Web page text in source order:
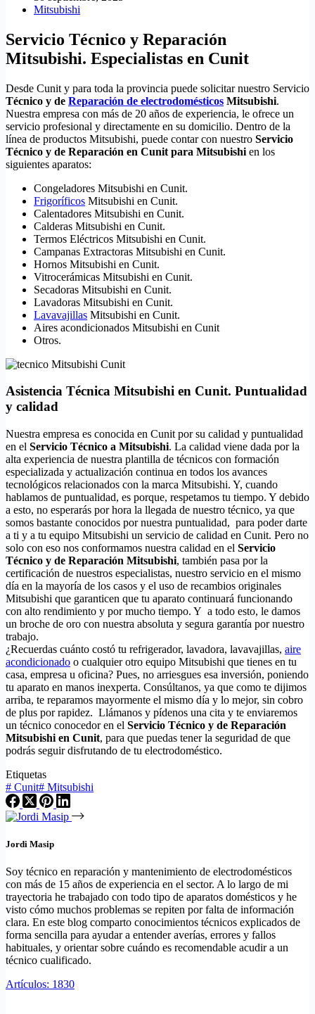
Mitsubishi
Servicio Técnico y Reparación
Mitsubishi. Especialistas en Cunit
Desde Cunit y para toda la provincia puede solicitar nuestro Servicio
Técnico y de Reparación de electrodomésticos Mitsubishi.
Nuestra empresa con más de 20 años de experiencia, le ofrece un
servicio profesional y directamente en su domicilio. Dentro de la
línea de productos Mitsubishi, puede contar con nuestro Servicio
Técnico y de Reparación en Cunit para Mitsubishi en los
siguientes aparatos:
Congeladores Mitsubishi en Cunit.
Frigoríficos Mitsubishi en Cunit.
Calentadores Mitsubishi en Cunit.
Calderas Mitsubishi en Cunit.
Termos Eléctricos Mitsubishi en Cunit.
Campanas Extractoras Mitsubishi en Cunit.
Hornos Mitsubishi en Cunit.
Vitrocerámicas Mitsubishi en Cunit.
Secadoras Mitsubishi en Cunit.
Lavadoras Mitsubishi en Cunit.
Lavavajillas Mitsubishi en Cunit.
Aires acondicionados Mitsubishi en Cunit
Otros.
Asistencia Técnica Mitsubishi en Cunit. Puntualidad
y calidad
Nuestra empresa es conocida en Cunit por su calidad y puntualidad
en el Servicio Técnico a Mitsubishi. La calidad viene dada por la
alta experiencia de nuestra plantilla de técnicos con formación
especializada y actualización continua en todos los avances
tecnológicos relacionados con la marca Mitsubishi. Y, cuando
hablamos de puntualidad, es porque, respetamos tu tiempo. Y debido
a esto, no esperarás por hora la llegada de nuestro técnico, ya que
somos bastante conocidos por nuestra puntualidad, para poder darte
a ti y a tu equipo Mitsubishi un servicio de calidad en Cunit. Pero no
solo con eso nos conformamos nuestra calidad en el Servicio
Técnico y de Reparación Mitsubishi, también pasa por la
certificación de nuestros especialistas, nuestro servicio en el mismo
día en la mayoría de los casos y el uso de recambios originales
Mitsubishi que garanticen que tu aparato continuará funcionando
con alto rendimiento y por mucho tiempo. Y a todo esto, le damos
un broche de oro con nuestra absoluta y segura garantía por nuestro
trabajo.
¿Recuerdas cuánto costó tu refrigerador, lavadora, lavavajillas, aire
acondicionado o cualquier otro equipo Mitsubishi que tienes en tu
casa, empresa u oficina? Pues, no arriesgues esa inversión, poniendo
tu aparato en manos inexperta. Consúltanos, ya que como te dijimos
arriba, te reparamos mayormente el mismo día y lo mejor, sin cobro
de plus por rapidez. Llámanos y pídenos una cita y te enviaremos
un técnico conocedor en el Servicio Técnico y de Reparación
Mitsubishi en Cunit, para que puedas tener la seguridad de que
podrás seguir disfrutando de tu electrodoméstico.
Etiquetas
# Cunit# Mitsubishi
Jordi Masip
Soy técnico en reparación y mantenimiento de electrodomésticos
con más de 15 años de experiencia en el sector. A lo largo de mi
trayectoria he trabajado con todo tipo de aparatos domésticos y he
visto cómo muchos problemas se repiten por falta de información
clara. En este blog comparto conocimientos técnicos explicados de
forma sencilla para ayudar a entender averías, errores y fallos
habituales, y orientar sobre cuándo es recomendable acudir a un
técnico cualificado.
Artículos: 1830